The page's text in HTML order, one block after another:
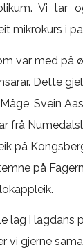
Vi tar
mikrokurs i
var med på
Dette
Svein
frå
på
på
lag i lagdans
vi gjerne